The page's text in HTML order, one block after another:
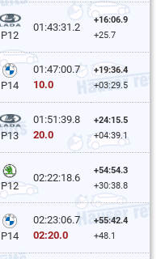
P12
01:43:31.2
+16:06.9
+25.7
P14
01:47:00.7
10.0
+19:36.4
+03:29.5
P13
01:51:39.8
20.0
+24:15.5
+04:39.1
P12
02:22:18.6
+54:54.3
+30:38.8
P14
02:23:06.7
02:20.0
+55:42.4
+48.1